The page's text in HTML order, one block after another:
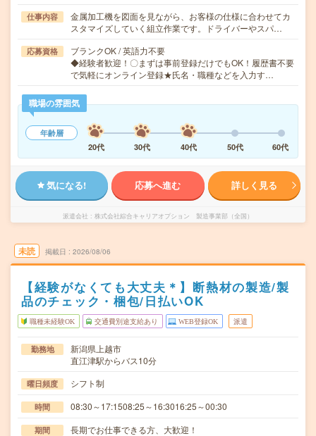
仕事内容
金属加工機を図面を見ながら、お客様の仕様に合わせてカ
スタマイズしていく組立作業です。ドライバーやスパ…
応募資格
ブランクOK / 英語力不要
◆経験者歓迎！〇まずは事前登録だけでもOK！履歴書不要
で気軽にオンライン登録★氏名・職種などを入力す…
職場の雰囲気
年齢層
20代
30代 40代 50代 60代
気になる! 応募へ進む 詳しく見る
派遣会社 株式会社綜合キャリアオプション 製造事業部（全国）
未読 掲載日 2026/08/06
【経験がなくても大丈夫＊】断熱材の製造/製
品のチェック・梱包/日払いOK
職種未経験OK 交通費別途支給あり WEB登録OK 派遣
勤務地
新潟県上越市
直江津駅からバス10分
曜日頻度 シフト制
時間 08:30～17:1508:25～16:3016:25～00:30
期間 長期でお仕事できる方、大歓迎！